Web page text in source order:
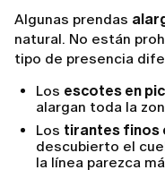
Algunas prendas
natural. No están
tipo de presencia
Los escotes en
alargan toda la
Los tirantes finos
descubierto el
la línea parezca